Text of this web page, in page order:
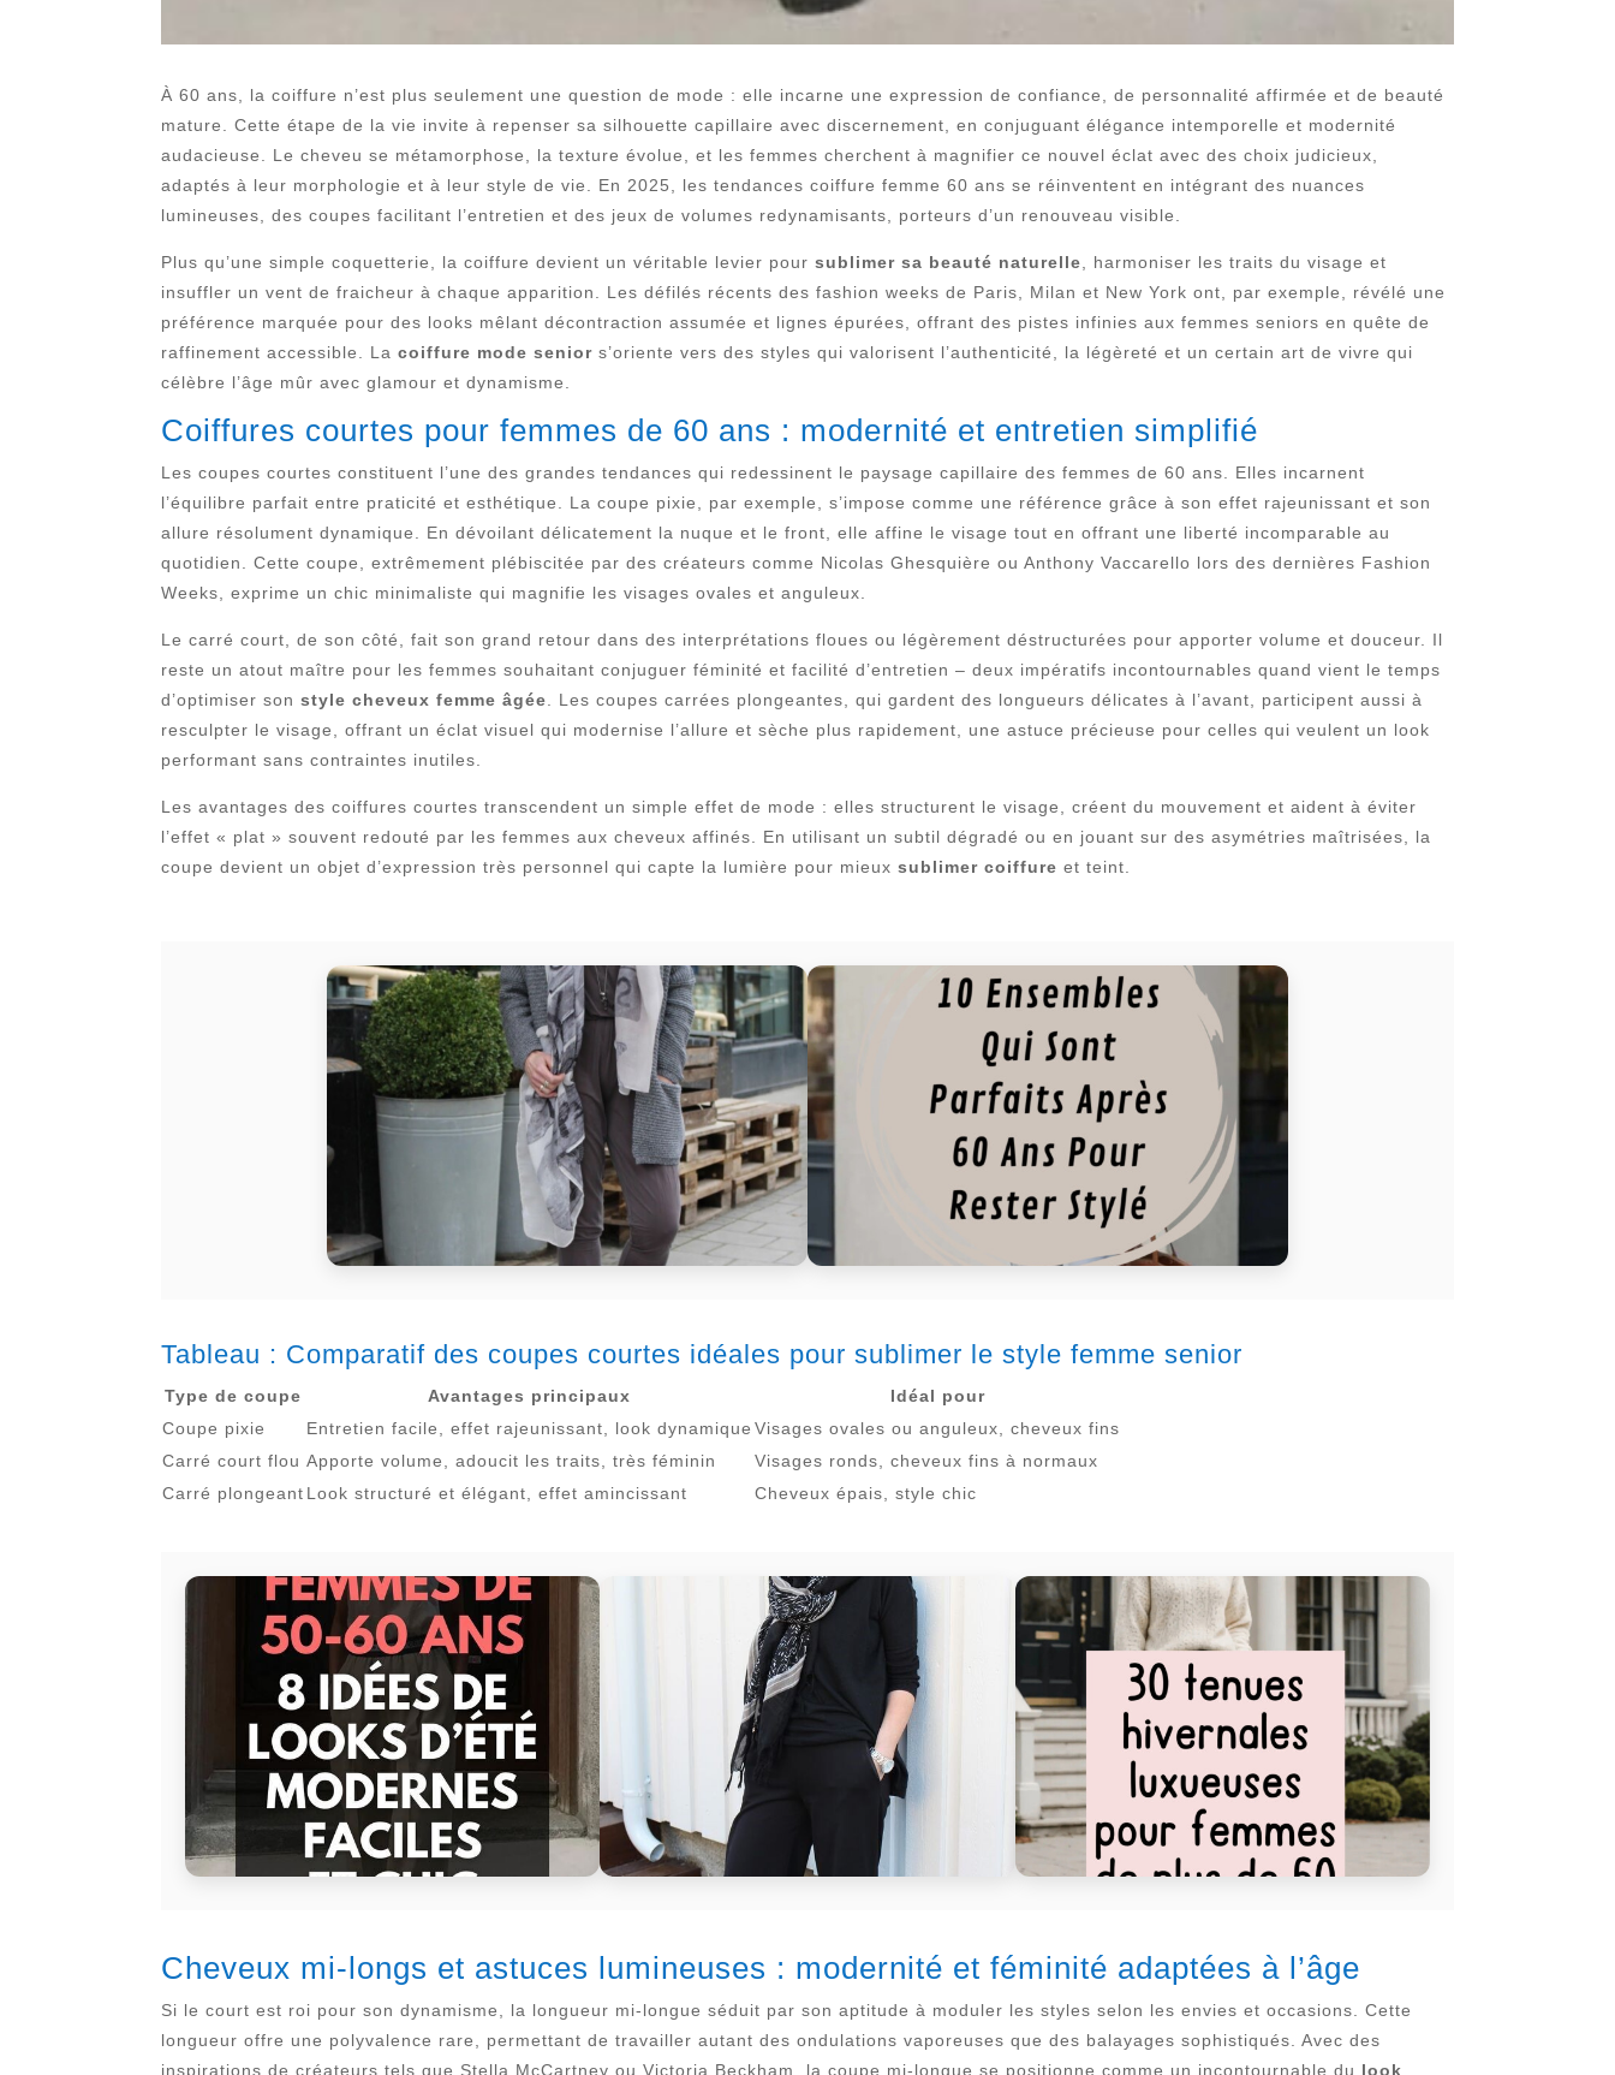
À 60 ans, la coiffure n’est plus seulement une question de mode : elle incarne une expression de confiance, de personnalité affirmée et de beauté
mature. Cette étape de la vie invite à repenser sa silhouette capillaire avec discernement, en conjuguant élégance intemporelle et modernité
audacieuse. Le cheveu se métamorphose, la texture évolue, et les femmes cherchent à magnifier ce nouvel éclat avec des choix judicieux,
adaptés à leur morphologie et à leur style de vie. En 2025, les tendances coiffure femme 60 ans se réinventent en intégrant des nuances
lumineuses, des coupes facilitant l’entretien et des jeux de volumes redynamisants, porteurs d’un renouveau visible.
Plus qu’une simple coquetterie, la coiffure devient un véritable levier poursublimer sa beauté naturelle , harmoniser les traits du visage et
insuffler un vent de fraicheur à chaque apparition. Les défilés récents des fashion weeks de Paris, Milan et New York ont, par exemple, révélé une
préférence marquée pour des looks mêlant décontraction assumée et lignes épurées, offrant des pistes infinies aux femmes seniors en quête de
raffinement accessible. Lacoiffure mode senior s’oriente vers des styles qui valorisent l’authenticité, la légèreté et un certain art de vivre qui
célèbre l’âge mûr avec glamour et dynamisme.
Coiffures courtes pour femmes de 60 ans : modernité et entretien simplifié
Les coupes courtes constituent l’une des grandes tendances qui redessinent le paysage capillaire des femmes de 60 ans. Elles incarnent
l’équilibre parfait entre praticité et esthétique. La coupe pixie, par exemple, s’impose comme une référence grâce à son effet rajeunissant et son
allure résolument dynamique. En dévoilant délicatement la nuque et le front, elle affine le visage tout en offrant une liberté incomparable au
quotidien. Cette coupe, extrêmement plébiscitée par des créateurs comme Nicolas Ghesquière ou Anthony Vaccarello lors des dernières Fashion
Weeks, exprime un chic minimaliste qui magnifie les visages ovales et anguleux.
Le carré court, de son côté, fait son grand retour dans des interprétations floues ou légèrement déstructurées pour apporter volume et douceur. Il
reste un atout maître pour les femmes souhaitant conjuguer féminité et facilité d’entretien – deux impératifs incontournables quand vient le temps
d’optimiser sonstyle cheveux femme âgée . Les coupes carrées plongeantes, qui gardent des longueurs délicates à l’avant, participent aussi à
resculpter le visage, offrant un éclat visuel qui modernise l’allure et sèche plus rapidement, une astuce précieuse pour celles qui veulent un look
performant sans contraintes inutiles.
Les avantages des coiffures courtes transcendent un simple effet de mode : elles structurent le visage, créent du mouvement et aident à éviter
l’effet « plat » souvent redouté par les femmes aux cheveux affinés. En utilisant un subtil dégradé ou en jouant sur des asymétries maîtrisées, la
coupe devient un objet d’expression très personnel qui capte la lumière pour mieuxsublimer coiffure et teint.
Tableau : Comparatif des coupes courtes idéales pour sublimer le style femme senior
Type de coupe Avantages principaux
Idéal pour
Coupe pixie
Entretien facile, effet rajeunissant, look dynamique Visages ovales ou anguleux, cheveux fins
Carré court flou Apporte volume, adoucit les traits, très féminin
Visages ronds, cheveux fins à normaux
Carré plongeant Look structuré et élégant, effet amincissant Cheveux épais, style chic
Cheveux mi-longs et astuces lumineuses : modernité et féminité adaptées à l’âge
Si le court est roi pour son dynamisme, la longueur mi-longue séduit par son aptitude à moduler les styles selon les envies et occasions. Cette
longueur offre une polyvalence rare, permettant de travailler autant des ondulations vaporeuses que des balayages sophistiqués. Avec des
inspirations de créateurs tels que Stella McCartney ou Victoria Beckham, la coupe mi-longue se positionne comme un incontournable du look